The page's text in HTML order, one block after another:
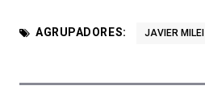
AGRUPADORES: JAVIER MILEI